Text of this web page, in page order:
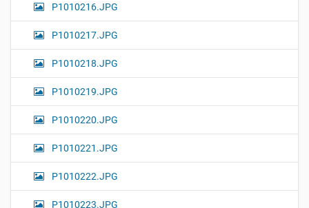
P1010216.JPG
P1010217.JPG
P1010218.JPG
P1010219.JPG
P1010220.JPG
P1010221.JPG
P1010222.JPG
P1010223.JPG